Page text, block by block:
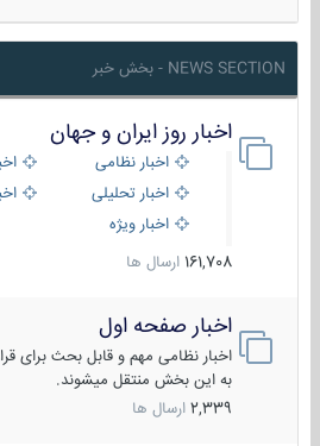
NEWS SECTION - بخش خبر
اخبار روز ایران و جهان
اخبار نظامی
اخبار تحلیلی
اخبار ویژه
161,708 ارسال ها
اخبار صفحه اول
اخبار نظامی مهم و قابل بحث برای قرار
به این بخش منتقل میشوند.
2,339 ارسال ها